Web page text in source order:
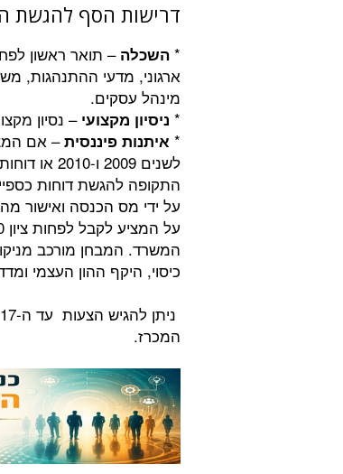
דרישות הסף להגשת
*השכלה – תואר ראשון
ארגוני, מדעי ההתנהגות,
מינהל עסקים.
* ניסיון מקצועי – נסיון
* איתנות פיננסית– אם
לשנים
התקופה להגשת דוחות
על ידי מס הכנסה ואישור
המשרד. המבחן מורכב
כיסוי, היקף ההון העצמי
המכרז.